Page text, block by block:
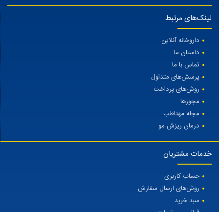
لینک‌های مرتبط
داروخانه آنلاین
داستان ما
تماس با ما
پرسش‌های متداول
روش‌های پرداخت
مجوزها
مجله مهتاطب
درمان ریزش مو
خدمات مشتریان
حساب کاربری
روش‌های ارسال سفارش
سبد خرید